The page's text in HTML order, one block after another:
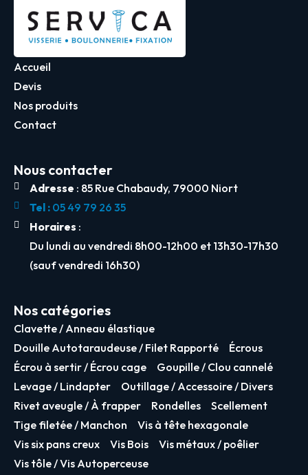
Accueil
Devis
Nos produits
Contact
Nous contacter
Adresse : 85 Rue Chabaudy, 79000 Niort
Tel :05 49 79 26 35
Horaires :
Du lundi au vendredi 8h00-12h00 et 13h30-17h30
(sauf vendredi 16h30)
Nos catégories
Clavette / Anneau élastique
Douille Autotaraudeuse / Filet Rapporté
Écrous
Écrou à sertir / Écrou cage
Goupille / Clou cannelé
Levage / Lindapter
Outillage / Accessoire / Divers
Rivet aveugle / À frapper
Rondelles
Scellement
Tige filetée / Manchon
Vis à tête hexagonale
Vis six pans creux
Vis Bois
Vis métaux / poêlier
Vis tôle / Vis Autoperceuse